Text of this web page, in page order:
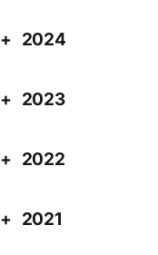
2024
2023
2022
2021